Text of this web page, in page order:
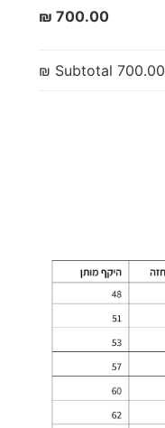
700.00 ₪
Subtotal700.00 ₪